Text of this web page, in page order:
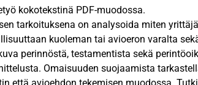
kokotekstinä PDF-muodossa.
tarkoituksena on analysoida miten
kuoleman tai avioeron varalta
perinnöstä, testamentista sekä
Omaisuuden suojaamista